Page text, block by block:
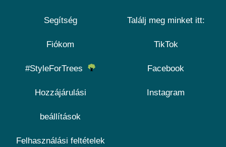
Segítség
Fiókom
#StyleForTrees
Hozzájárulási
beállítások
Felhasználási feltételek
Találj meg minket itt:
TikTok
Facebook
Instagram